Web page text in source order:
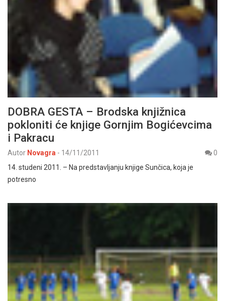
DOBRA GESTA – Brodska knjižnica
pokloniti će knjige Gornjim Bogićevcima
i Pakracu
Autor Novagra - 14/11/2011
0
14. studeni 2011. – Na predstavljanju knjige Sunčica, koja je
potresno